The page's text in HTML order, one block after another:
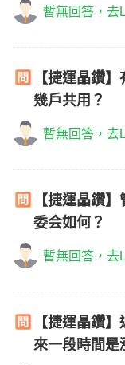
暫無回答，去
【捷運晶鑽
幾戶共用？
暫無回答，去
【捷運晶鑽
委会如何？
暫無回答，去
【捷運晶鑽
來一段時間是